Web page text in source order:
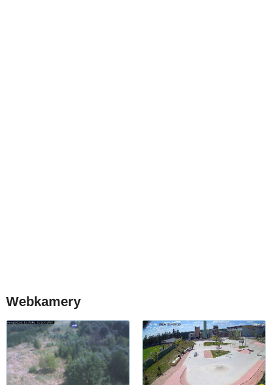
Webkamery